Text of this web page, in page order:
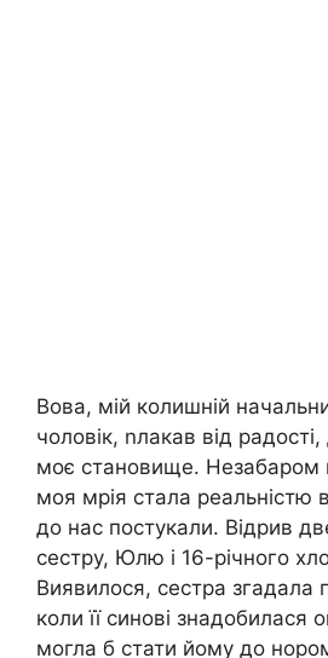
Вова, мій колишній
чоловік, nлакав від
моє становище. Незабаром
моя мрія стала реальністю
до нас постукали. Відрив
сестру, Юлю і 16-річного
Виявилося, сестра згадала
коли її синові знадобилася
могла б стати йому до